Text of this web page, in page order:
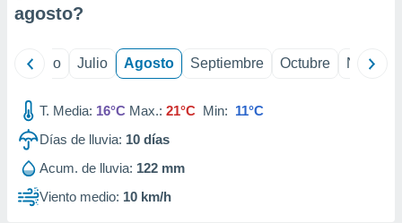
1199
agosto?
Junio Julio Agosto Septiembre Octubre
T. Media: 16°C Max.: 21°C Min: 11°C
Días de lluvia: 10 días
Acum. de lluvia: 122 mm
Viento medio: 10 km/h